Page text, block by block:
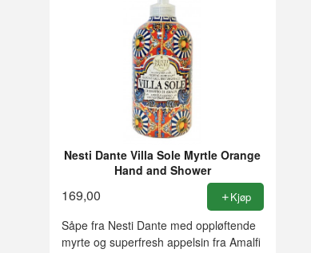
Nesti Dante Villa Sole Myrtle Orange
Hand and Shower
169,00 Kjøp
Såpe fra Nesti Dante med oppløftende
myrte og superfresh appelsin fra Amalfi